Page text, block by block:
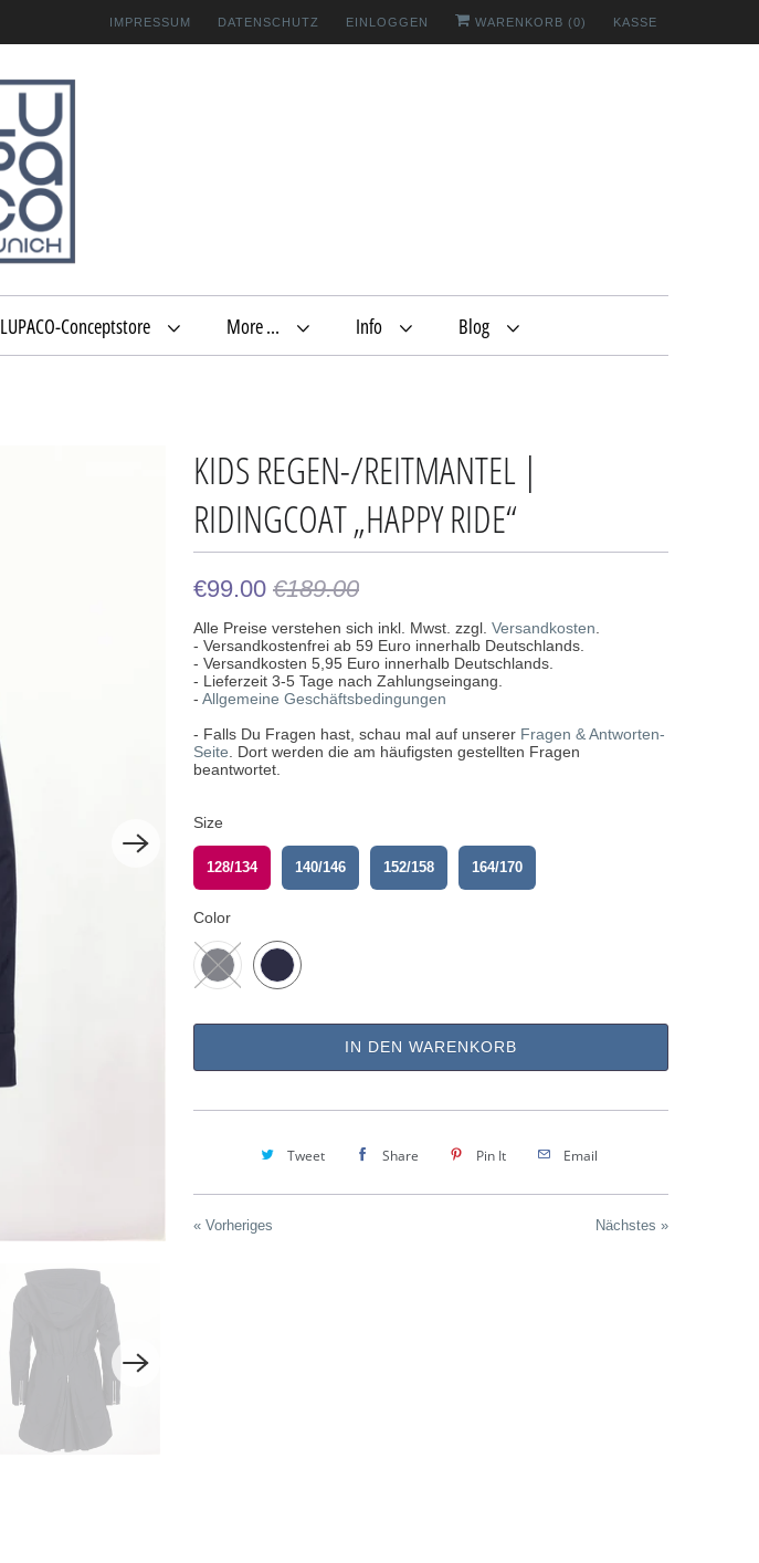
IMPRESSUM DATENSCHUTZ EINLOGGEN WARENKORB (0) KASSE
LUPACO-Conceptstore More … Info Blog
KIDS REGEN-/REITMANTEL |
RIDINGCOAT „HAPPY RIDE“
€99.00 €189.00
Alle Preise verstehen sich inkl. Mwst. zzgl. Versandkosten
- Versandkostenfrei ab 59 Euro innerhalb Deutschlands.
- Versandkosten 5,95 Euro innerhalb Deutschlands.
- Lieferzeit 3-5 Tage nach Zahlungseingang.
- Allgemeine Geschäftsbedingungen
- Falls Du Fragen hast, schau mal auf unserer Fragen & Antworten-
Seite . Dort werden die am häufigsten gestellten Fragen
beantwortet.
Size
128/134 140/146 152/158 164/170
Color
IN DEN WARENKORB
Tweet Share Pin It Email
Nächstes »
« Vorheriges